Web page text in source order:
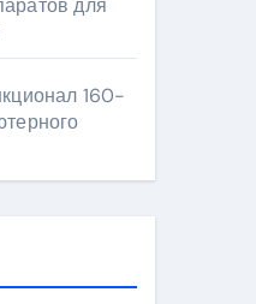
для
160-